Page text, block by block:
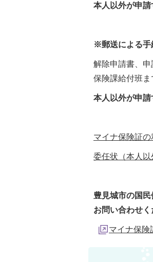
本人以外が申請
※郵送による手
解除申請書、
保険課給付班ま
本人以外が申請
マイナ保険証
委任状（本人
豊見城市の国
お問い合わせく
マイナ保険